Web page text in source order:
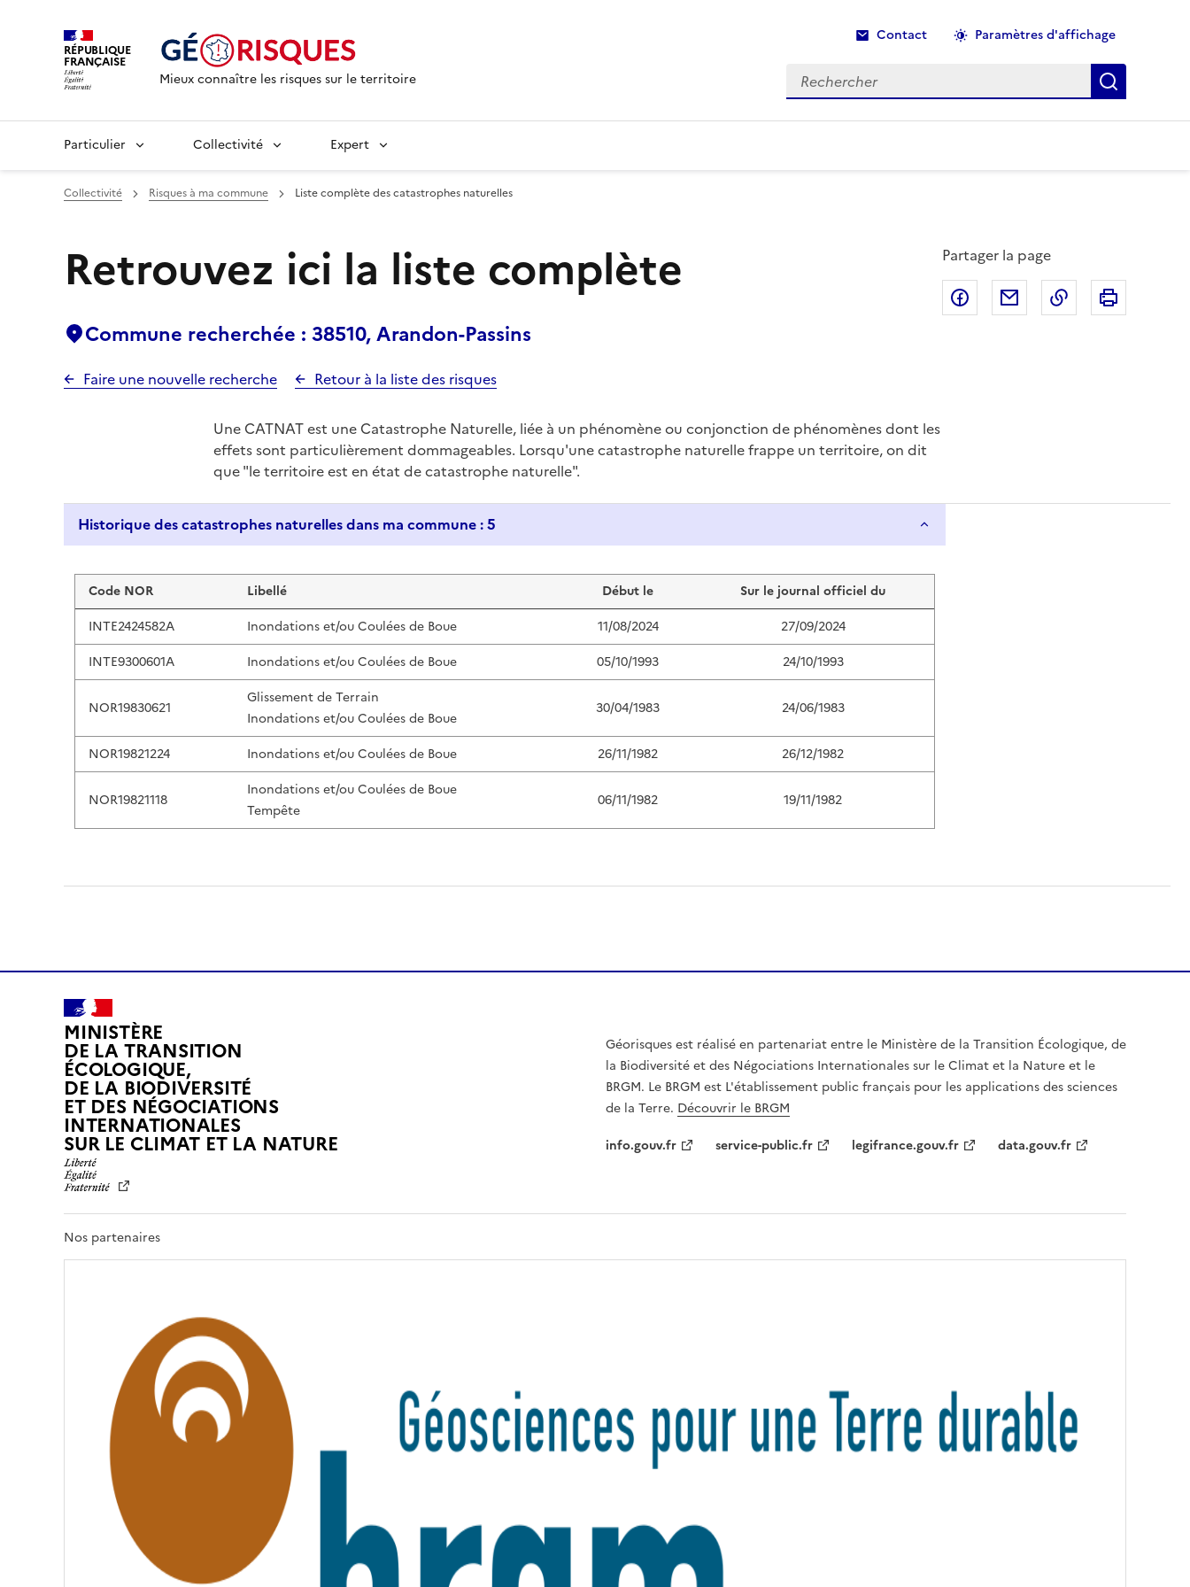
RÉPUBLIQUE
FRANÇAISE
Mieux connaître les risques sur le territoire
Contact Paramètres d'affichage
Rechercher Recherche
Particulier Collectivité Expert
Collectivité Risques à ma commune Liste complète des catastrophes naturelles
Retrouvez ici la liste complète
Commune recherchée : 38510, Arandon-Passins
Faire une nouvelle recherche Retour à la liste des risques
Partager la page
Partager sur Facebook
Partager par email
Copier dans le
Une CATNAT est une Catastrophe Naturelle, liée à un phénomène ou conjonction de phénomènes dont les
effets sont particulièrement dommageables. Lorsqu'une catastrophe naturelle frappe un territoire, on dit
que "le territoire est en état de catastrophe naturelle".
Historique des catastrophes naturelles dans ma commune : 5
Liste de résultats
Code NOR Libellé Début le
Sur le journal officiel du
INTE2424582A
Inondations et/ou Coulées de Boue 11/08/2024
27/09/2024
INTE9300601A
Inondations et/ou Coulées de Boue 05/10/1993 24/10/1993
NOR19830621
Glissement de Terrain
Inondations et/ou Coulées de Boue
30/04/1983 24/06/1983
NOR19821224 Inondations et/ou Coulées de Boue 26/11/1982 26/12/1982
NOR19821118
Inondations et/ou Coulées de Boue
Tempête
06/11/1982 19/11/1982
MINISTÈRE
DE LA TRANSITION
ÉCOLOGIQUE,
DE LA BIODIVERSITÉ
ET DES NÉGOCIATIONS
INTERNATIONALES
SUR LE CLIMAT ET LA NATUREL
R
É
R
R
N
Géorisques est réalisé en partenariat entre le Ministère de la Transition Écologique, de
la Biodiversité et des Négociations Internationales sur le Climat et la Nature et le
BRGM. Le BRGM est L'établissement public français pour les applications des sciences
de la Terre. Découvrir le BRGM
info.gouv.fr
service-public.fr legifrance.gouv.fr data.gouv.fr
Nos partenaires